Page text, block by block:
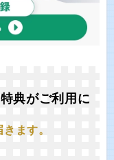
典がご利用に
ます。